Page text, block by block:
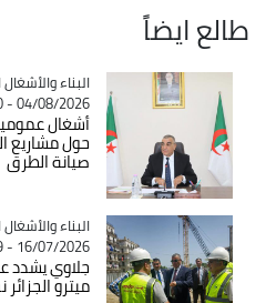
طالع ايضاً
Catégorie
البناء والأشغال
04/08/2026 - 15:30
أشغال
حول مشاريع
صيانة الطرق
Catégorie
البناء والأشغال
16/07/2026 - 14:19
جلاوي يشدد
ميترو الجزائر